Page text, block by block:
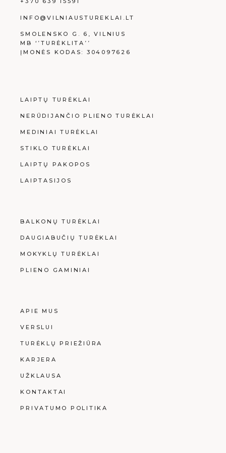
INFO@VILNIAUSTUREKLAI.LT
SMOLENSKO G. 6, VILNIUS
MB ‘’TURĖKLITA’’
ĮMONĖS KODAS: 304097626
LAIPTŲ TURĖKLAI
NERŪDIJANČIO PLIENO TURĖKLAI
MEDINIAI TURĖKLAI
STIKLO TURĖKLAI
LAIPTŲ PAKOPOS
LAIPTASIJOS
BALKONŲ TURĖKLAI
DAUGIABUČIŲ TURĖKLAI
MOKYKLŲ TURĖKLAI
PLIENO GAMINIAI
APIE MUS
VERSLUI
TURĖKLŲ PRIEŽIŪRA
KARJERA
UŽKLAUSA
KONTAKTAI
PRIVATUMO POLITIKA